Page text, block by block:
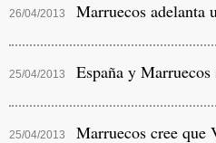
26/04/2013 Marruecos adelanta
25/04/2013 España y
25/04/2013 Marruecos cree que